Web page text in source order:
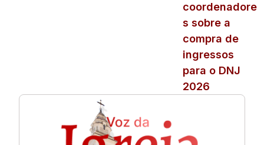
coordenadore
s sobre a
compra de
ingressos
para o DNJ
2026